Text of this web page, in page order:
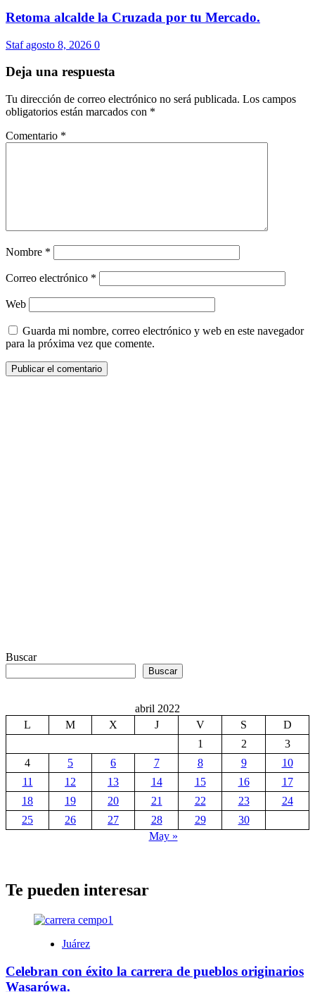
Retoma alcalde la Cruzada por tu Mercado.
Stafagosto 8, 2026 0
Deja una respuesta
Tu dirección de correo electrónico no será publicada. Los campos
obligatorios están marcados con *
Comentario *
Nombre *
Correo electrónico *
Web
Guarda mi nombre, correo electrónico y web en este navegador
para la próxima vez que comente.
Buscar
Buscar
abril 2022
L
M X J V S
D
1
2
3
4
5 6 7 8 9
10
11
12 13 14 15 16
17
18
19 20 21 22 23
24
25
26 27 28 29
30
May »
Te pueden interesar
Juárez
Celebran con éxito la carrera de pueblos originarios
Wasarówa.